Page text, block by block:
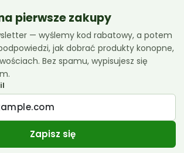
pierwsze zakupy
— wyślemy kod rabatowy, a potem
jak dobrać produkty konopne,
Bez spamu, wypisujesz się
Zapisz się